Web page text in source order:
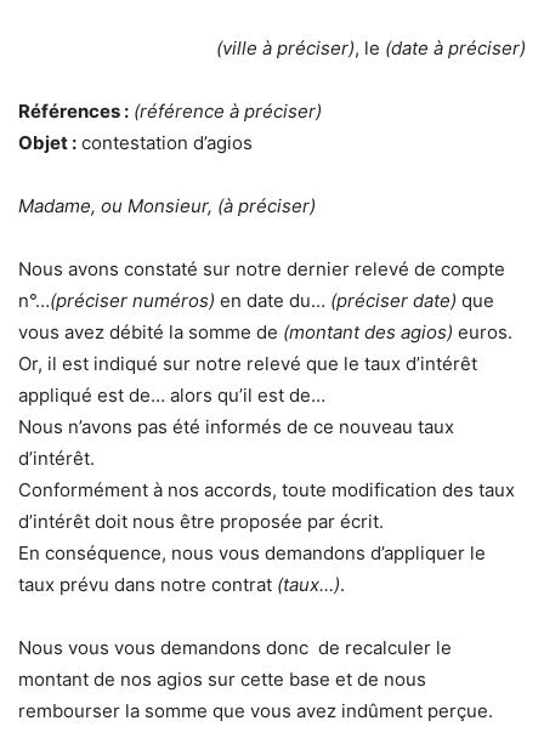
(ville à préciser), le (date à préciser)
Références : (référence à préciser)
Objet : contestation d’agios
Madame, ou Monsieur, (à préciser)
Nous avons constaté sur notre dernier relevé de compte
n°…(préciser numéros) en date du… (préciser date) que
vous avez débité la somme de (montant des agios) euros.
Or, il est indiqué sur notre relevé que le taux d’intérêt
appliqué est de… alors qu’il est de…
Nous n’avons pas été informés de ce nouveau taux
d’intérêt.
Conformément à nos accords, toute modification des taux
d’intérêt doit nous être proposée par écrit.
En conséquence, nous vous demandons d’appliquer le
taux prévu dans notre contrat (taux…).
Nous vous vous demandons donc de recalculer le
montant de nos agios sur cette base et de nous
rembourser la somme que vous avez indûment perçue.